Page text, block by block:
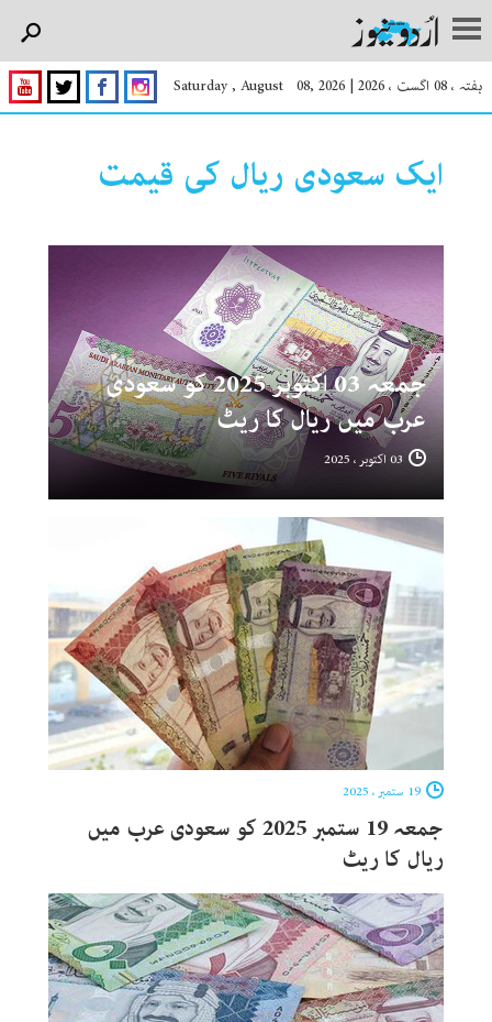
ہفتہ ، 08 اگست ، 2026 |
Saturday , August 08, 2026
ایک سعودی ریال کی قیمت
جمعہ 03 اکتوبر 2025 کو سعودی
عرب میں ریال کا ریٹ
جمعہ 19 ستمبر 2025 کو سعودی عرب میں
ریال کا ریٹ